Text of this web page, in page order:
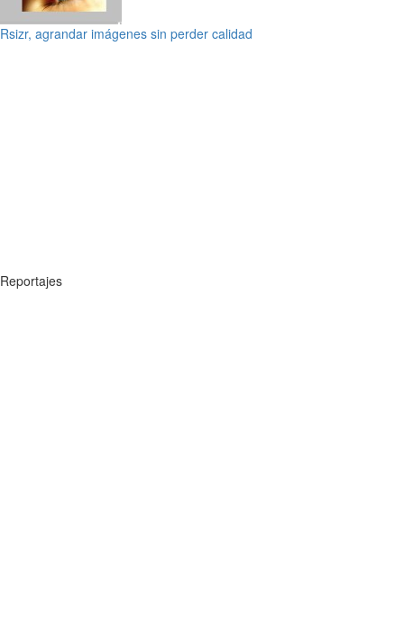
Rsizr, agrandar imágenes sin perder calidad
Reportajes